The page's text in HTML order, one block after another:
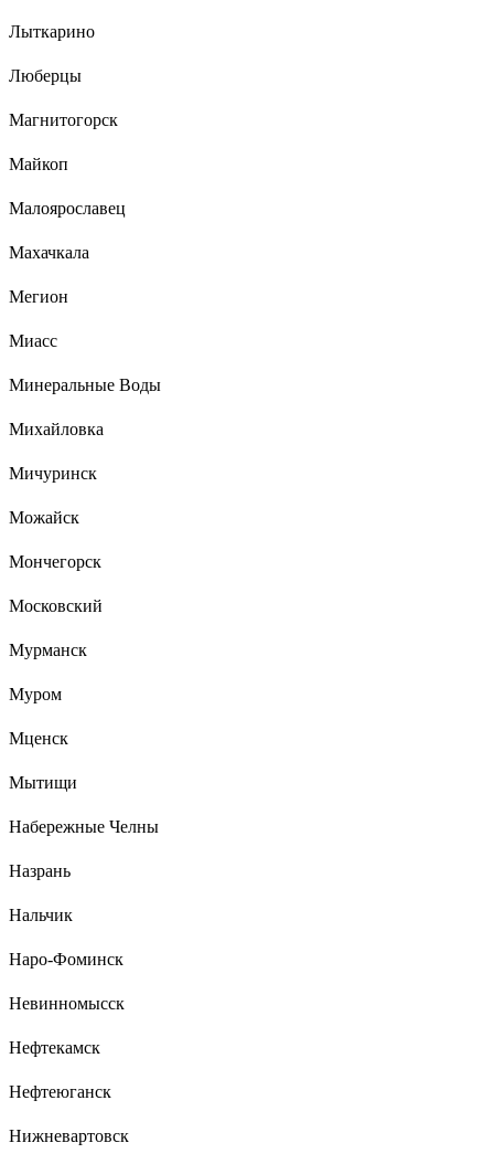
Лыткарино
Люберцы
Магнитогорск
Майкоп
Малоярославец
Махачкала
Мегион
Миасс
Минеральные Воды
Михайловка
Мичуринск
Можайск
Мончегорск
Московский
Мурманск
Муром
Мценск
Мытищи
Набережные Челны
Назрань
Нальчик
Наро-Фоминск
Невинномысск
Нефтекамск
Нефтеюганск
Нижневартовск